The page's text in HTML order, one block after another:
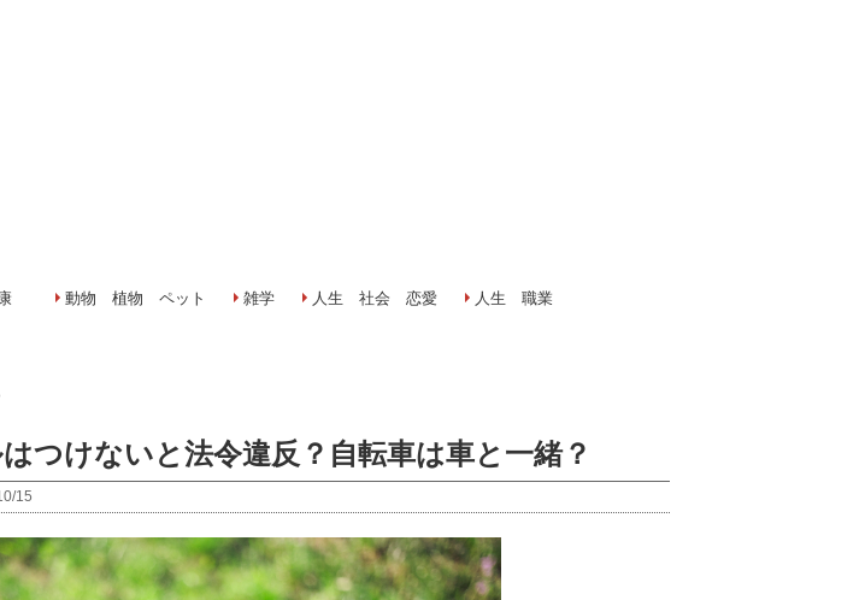
動物 植物 ペット 雑学 人生 社会 恋愛
人生 職業
つけないと法令違反？自転車は車と一緒？
15